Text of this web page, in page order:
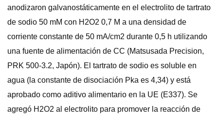
anodizaron galvanostáticamente en el electrolito de tartrato
de sodio 50 mM con H2O2 0,7 M a una densidad de
corriente constante de 50 mA/cm2 durante 0,5 h utilizando
una fuente de alimentación de CC (Matsusada Precision,
PRK 500-3.2, Japón). El tartrato de sodio es soluble en
agua (la constante de disociación Pka es 4,34) y está
aprobado como aditivo alimentario en la UE (E337). Se
agregó H2O2 al electrolito para promover la reacción de